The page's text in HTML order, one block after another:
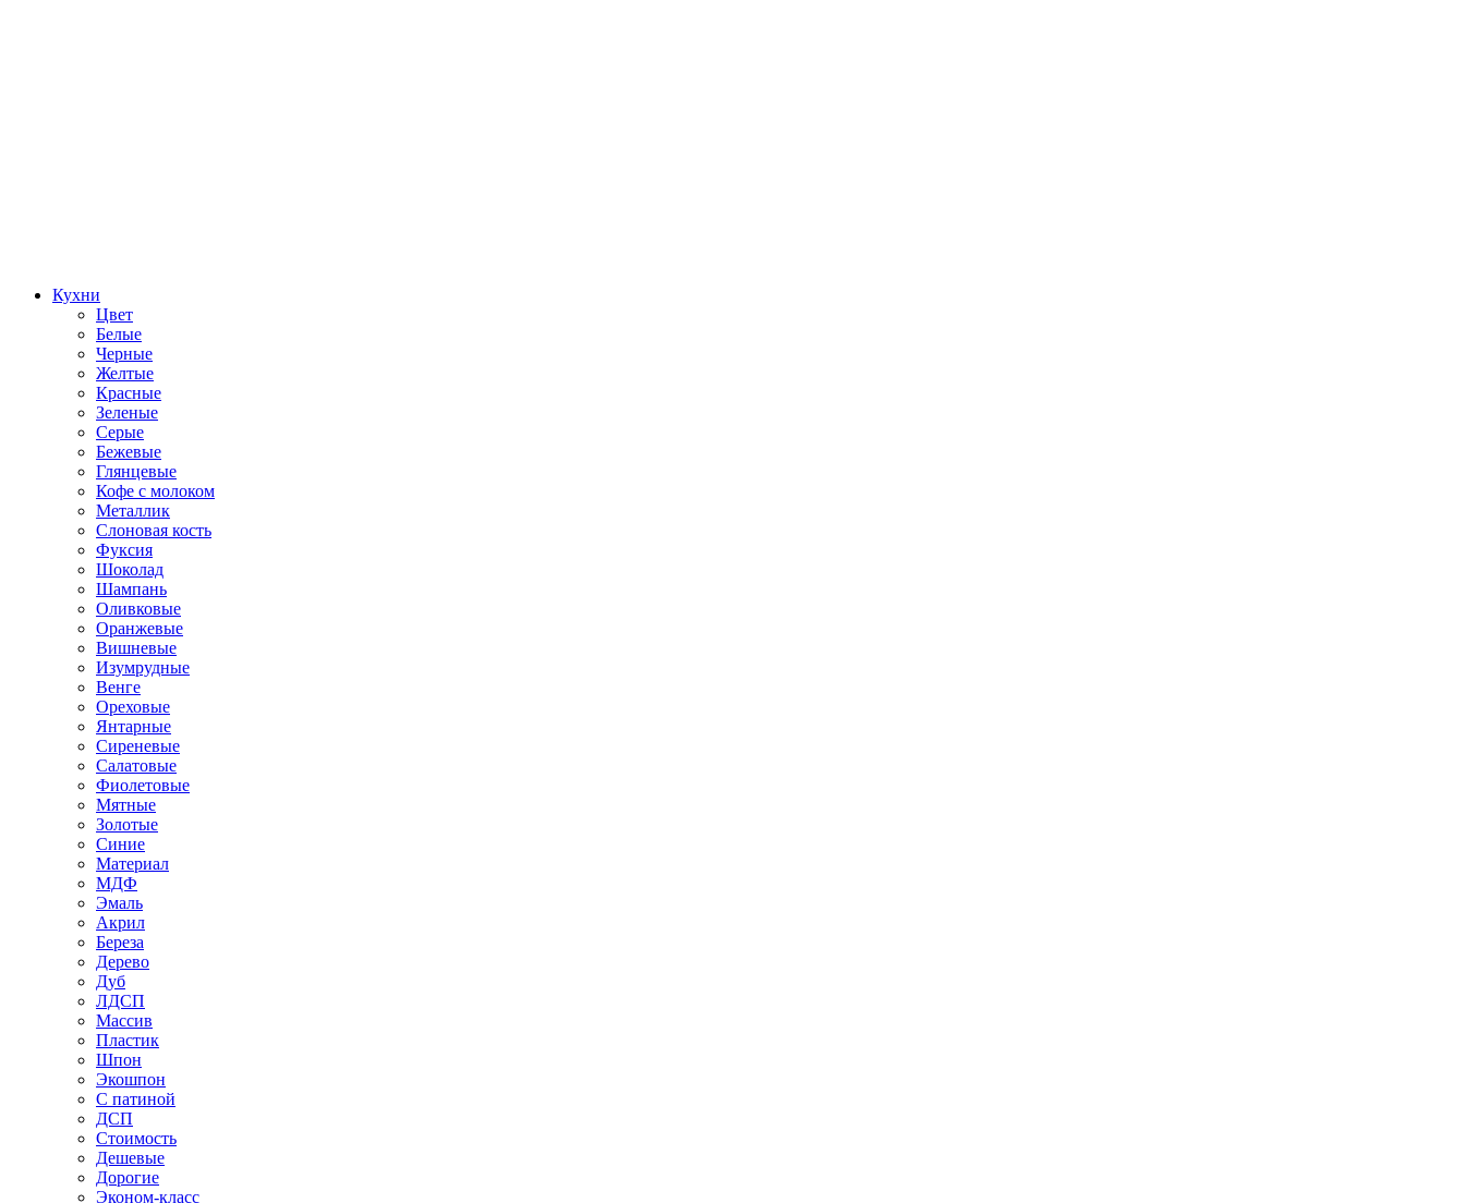
Кухни
Цвет
Белые
Черные
Желтые
Красные
Зеленые
Серые
Бежевые
Глянцевые
Кофе с молоком
Металлик
Слоновая кость
Фуксия
Шоколад
Шампань
Оливковые
Оранжевые
Вишневые
Изумрудные
Венге
Ореховые
Янтарные
Сиреневые
Салатовые
Фиолетовые
Мятные
Золотые
Синие
Материал
МДФ
Эмаль
Акрил
Береза
Дерево
Дуб
ЛДСП
Массив
Пластик
Шпон
Экошпон
С патиной
ДСП
Стоимость
Дешевые
Дорогие
Эконом-класс